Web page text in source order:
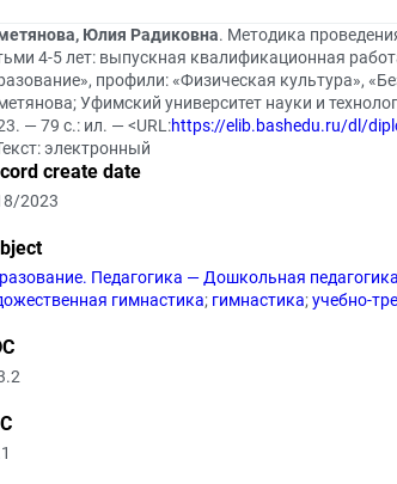
Юлия Радиковна. Методика
4-5 лет: выпускная квалификационная
профили: «Физическая культура»,
Уфимский университет науки и
— 79 с.: ил. — <URL:https://elib.bashedu.ru/dl/
электронный
create date
2023
Педагогика — Дошкольная педагогика
гимнастика; гимнастика;учебно-